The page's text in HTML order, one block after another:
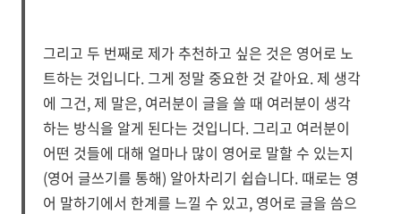
그리고 두 번째로 제가 추천하고 싶은 것은 영어로 노
트하는 것입니다. 그게 정말 중요한 것 같아요. 제 생각
에 그건, 제 말은, 여러분이 글을 쓸 때 여러분이 생각
하는 방식을 알게 된다는 것입니다. 그리고 여러분이
어떤 것들에 대해 얼마나 많이 영어로 말할 수 있는지
(영어 글쓰기를 통해) 알아차리기 쉽습니다. 때로는 영
어 말하기에서 한계를 느낄 수 있고, 영어로 글을 씀으